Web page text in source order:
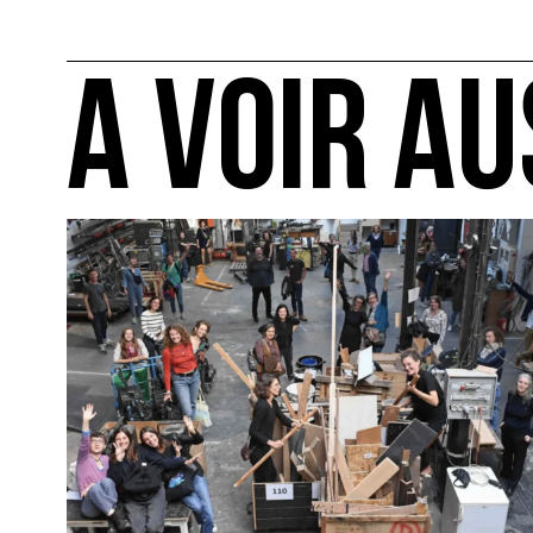
A VOIR